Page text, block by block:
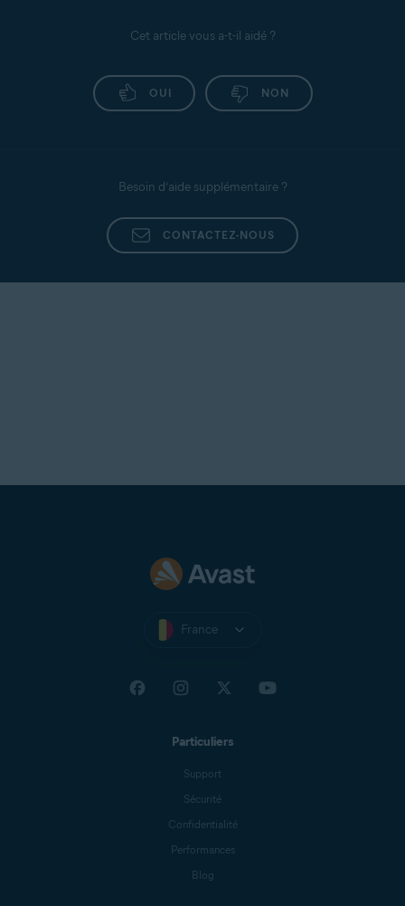
Cet article vous a-t-il aidé ?
OUI NON
Besoin d’aide supplémentaire ?
CONTACTEZ-NOUS
France
Particuliers
Support
Sécurité
Confidentialité
Performances
Blog